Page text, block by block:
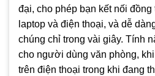
đại, cho phép bạn kết nối
laptop và điện thoại, và dễ
chúng chỉ trong vài giây. Tính
cho người dùng văn phòng,
trên điện thoại trong khi đang